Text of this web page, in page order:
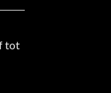
tot